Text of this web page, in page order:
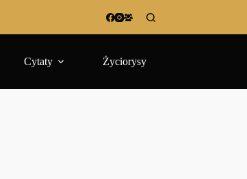
Cytaty Życiorysy